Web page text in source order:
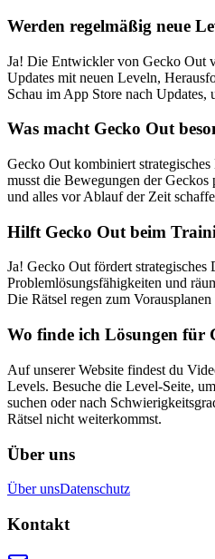
Werden regelmäßig neue
Ja! Die Entwickler von Gecko Out
Updates mit neuen Leveln,
Schau im App Store nach Updates,
Was macht Gecko Out
Gecko Out kombiniert
musst die Bewegungen der
und alles vor Ablauf der Zeit
Hilft Gecko Out beim
Ja! Gecko Out fördert strategisches
Problemlösungsfähigkeiten und
Die Rätsel regen zum
Wo finde ich Lösungen für
Auf unserer Website findest du
Levels. Besuche die Level-Seite,
suchen oder nach
Rätsel nicht weiterkommst.
Über uns
Über unsDatenschutz
Kontakt